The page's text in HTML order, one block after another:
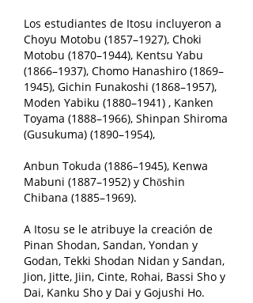
Los estudiantes de Itosu incluyeron a
Choyu Motobu (1857–1927), Choki
Motobu (1870–1944), Kentsu Yabu
(1866–1937), Chomo Hanashiro (1869–
1945), Gichin Funakoshi (1868–1957),
Moden Yabiku (1880–1941) , Kanken
Toyama (1888–1966), Shinpan Shiroma
(Gusukuma) (1890–1954),
Anbun Tokuda (1886–1945), Kenwa
Mabuni (1887–1952) y Chōshin
Chibana (1885–1969).
A Itosu se le atribuye la creación de
Pinan Shodan, Sandan, Yondan y
Godan, Tekki Shodan Nidan y Sandan,
Jion, Jitte, Jiin, Cinte, Rohai, Bassi Sho y
Dai, Kanku Sho y Dai y Gojushi Ho.